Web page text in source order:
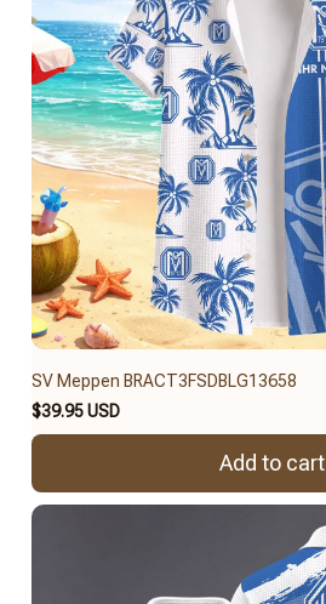
SV Meppen BRACT3FSDBLG13658
$39.95 USD
Add to cart